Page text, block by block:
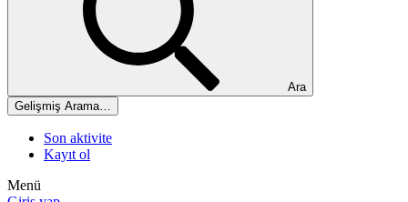
Ara
Gelişmiş Arama…
Son aktivite
Kayıt ol
Menü